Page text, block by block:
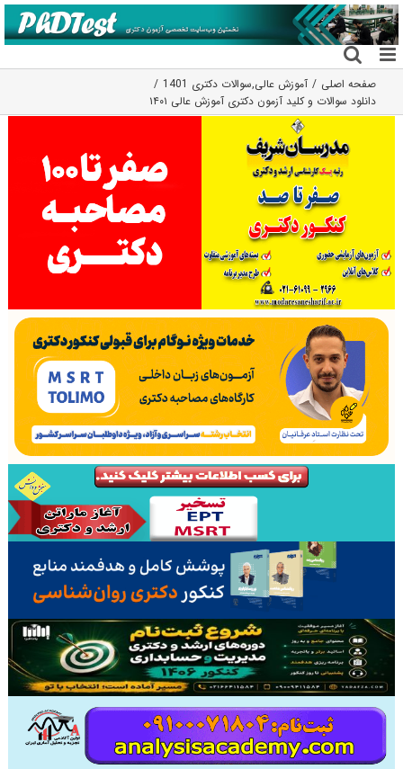
رفتن
به
محتوا
صفحه اصلی آموزش عالی,سوالات دکتری 1401
دانلود سوالات و کلید آزمون دکتری آموزش عالی ۱۴۰۱